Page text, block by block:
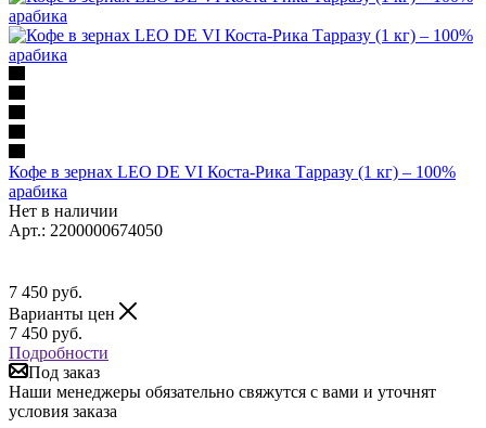
Кофе в зернах LEO DE VI Коста-Рика Тарразу (1 кг) – 100%
арабика
Нет в наличии
Арт.: 2200000674050
7 450 руб.
Варианты цен
7 450 руб.
Подробности
Под заказ
Наши менеджеры обязательно свяжутся с вами и уточнят
условия заказа